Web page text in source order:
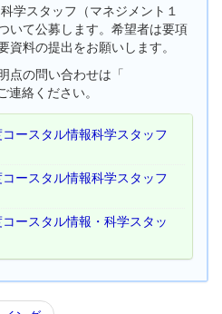
学スタッフ（マネジメント１
いて公募します。希望者は要項
料の提出をお願いします。
点の問い合わせは「
連絡ください。
ースタル情報科学スタッフ
ースタル情報科学スタッフ
ースタル情報・科学スタッ